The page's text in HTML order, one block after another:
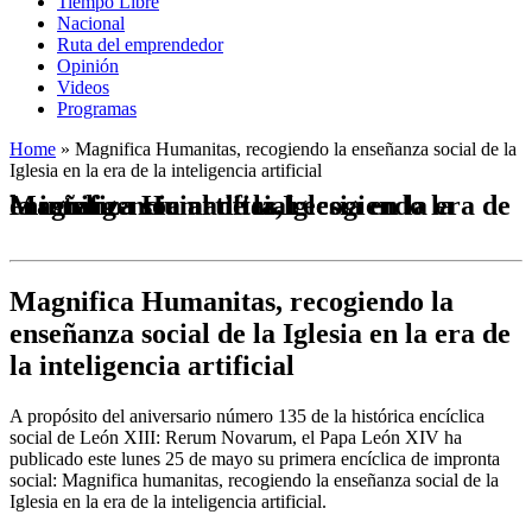
Nacional
Ruta del emprendedor
Opinión
Videos
Programas
Home » Magnifica Humanitas, recogiendo la enseñanza social de la
Iglesia en la era de la inteligencia artificial
Magnifica Humanitas, recogiendo la enseñanza social de la Iglesia en la era de la inteligencia artificial
Magnifica Humanitas, recogiendo la
enseñanza social de la Iglesia en la era de
la inteligencia artificial
A propósito del aniversario número 135 de la histórica encíclica
social de León XIII: Rerum Novarum, el Papa León XIV ha
publicado este lunes 25 de mayo su primera encíclica de impronta
social: Magnifica humanitas, recogiendo la enseñanza social de la
Iglesia en la era de la inteligencia artificial.